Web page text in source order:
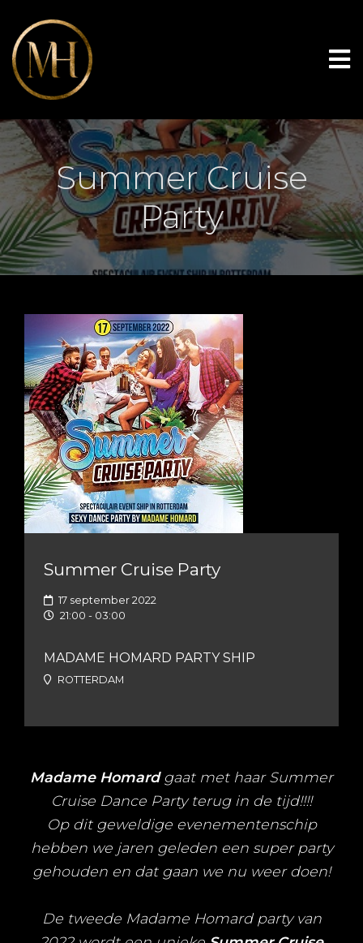
Summer Cruise
Party
Summer Cruise Party
17 september 2022
21:00 - 03:00
MADAME HOMARD PARTY SHIP
ROTTERDAM
Madame Homardgaat met haar Summer
Cruise Dance Party terug in de tijd!!!!
Op dit geweldige evenementenschip
hebben we jaren geleden een super party
gehouden en dat gaan we nu weer doen!
De tweede Madame Homard party van